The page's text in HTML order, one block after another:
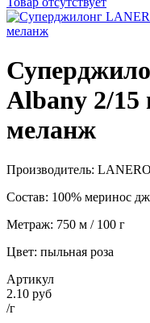
Albany 2/15
меланж
Производитель:
Состав: 100% меринос
Метраж: 750 м / 100 г
Цвет: пыльная роза
Артикул
2.10 руб
/г